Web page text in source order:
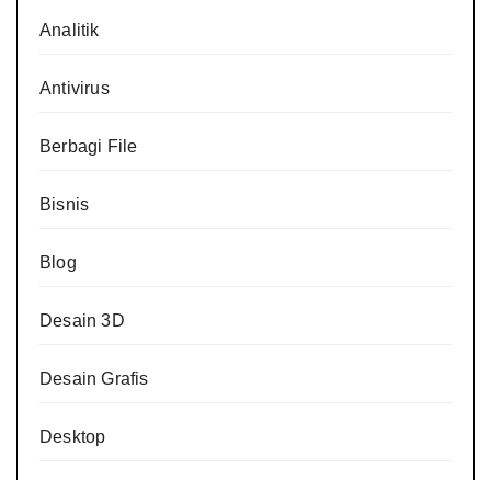
Analitik
Antivirus
Berbagi File
Bisnis
Blog
Desain 3D
Desain Grafis
Desktop